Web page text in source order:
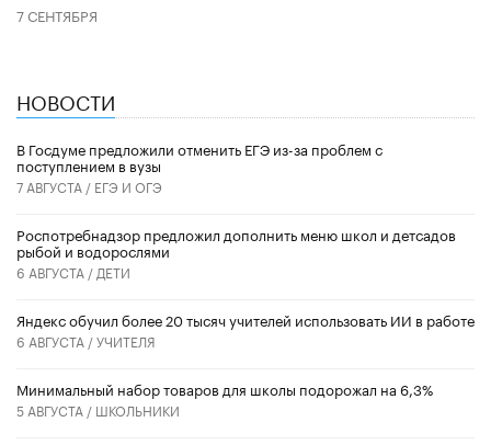
7 СЕНТЯБРЯ
НОВОСТИ
В Госдуме предложили отменить ЕГЭ из-за проблем с
поступлением в вузы
7 АВГУСТА / ЕГЭ И ОГЭ
Роспотребнадзор предложил дополнить меню школ и детсадов
рыбой и водорослями
6 АВГУСТА / ДЕТИ
​Яндекс обучил более 20 тысяч учителей использовать ИИ в работе
6 АВГУСТА /УЧИТЕЛЯ
Минимальный набор товаров для школы подорожал на 6,3%
5 АВГУСТА / ШКОЛЬНИКИ